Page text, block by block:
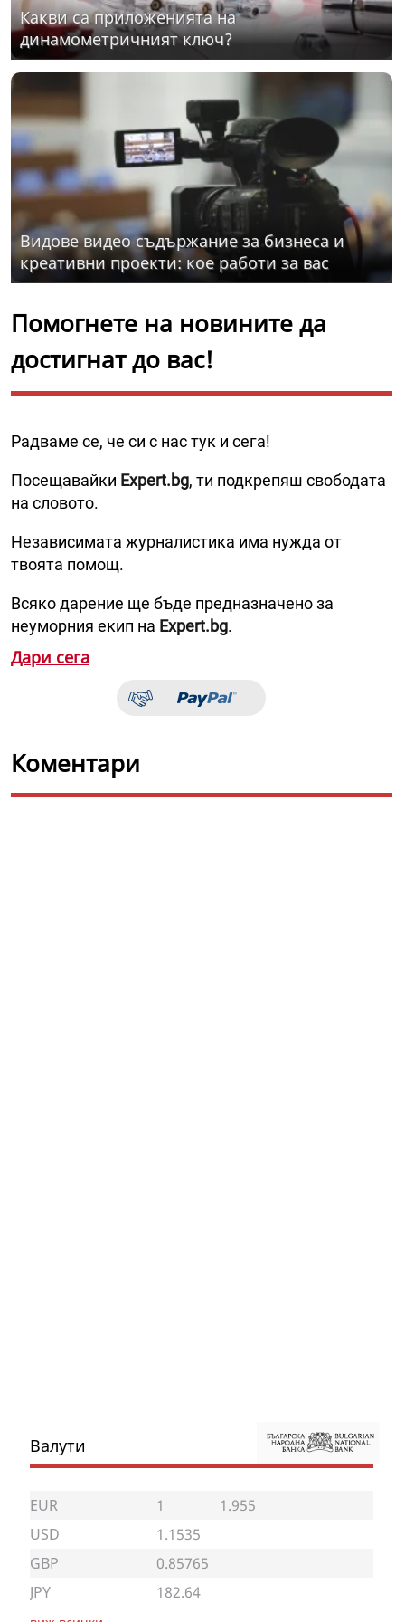
Какви са приложенията на
динамометричният ключ?
Видове видео съдържание за бизнеса и
креативни проекти: кое работи за вас
Помогнете на новините да
достигнат до вас!
Радваме се, че си с нас тук и сега!
Посещавайки Expert.bg, ти подкрепяш свободата
на словото.
Независимата журналистика има нужда от
твоята помощ.
Всяко дарение ще бъде предназначено за
неуморния екип на Expert.bg.
Дари сега
Коментари
Валути
EUR 1
1.955
USD
1.1535
GBP
0.85765
JPY
182.64